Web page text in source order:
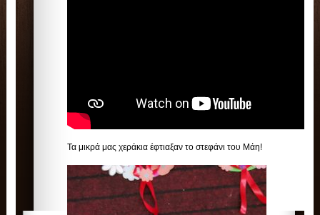
Τα μικρά μας χεράκια έφτιαξαν το στεφάνι του Μάη!